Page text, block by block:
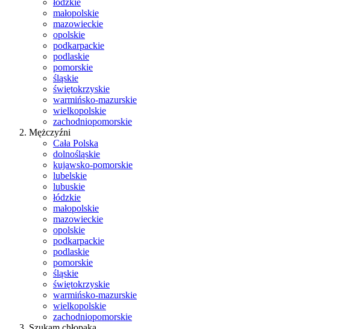
łódzkie
małopolskie
mazowieckie
opolskie
podkarpackie
podlaskie
pomorskie
śląskie
świętokrzyskie
warmińsko-mazurskie
wielkopolskie
zachodniopomorskie
Mężczyźni
Cała Polska
dolnośląskie
kujawsko-pomorskie
lubelskie
lubuskie
łódzkie
małopolskie
mazowieckie
opolskie
podkarpackie
podlaskie
pomorskie
śląskie
świętokrzyskie
warmińsko-mazurskie
wielkopolskie
zachodniopomorskie